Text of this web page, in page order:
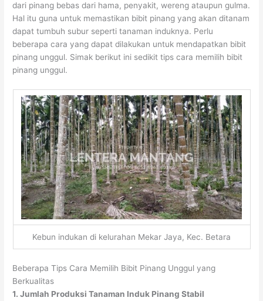
dari pinang bebas dari hama, penyakit, wereng ataupun gulma.
Hal itu guna untuk memastikan bibit pinang yang akan ditanam
dapat tumbuh subur seperti tanaman induknya. Perlu
beberapa cara yang dapat dilakukan untuk mendapatkan bibit
pinang unggul. Simak berikut ini sedikit tips cara memilih bibit
pinang unggul.
Kebun indukan di kelurahan Mekar Jaya, Kec. Betara
Beberapa Tips Cara Memilih Bibit Pinang Unggul yang
Berkualitas
1. Jumlah Produksi Tanaman Induk Pinang Stabil